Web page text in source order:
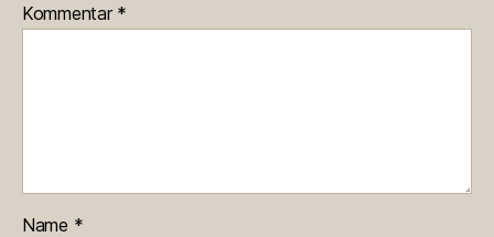
Kommentar *
Name *